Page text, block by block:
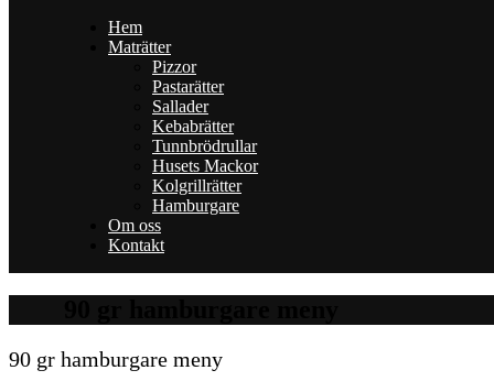
Hem
Maträtter
Pizzor
Pastarätter
Sallader
Kebabrätter
Tunnbrödrullar
Husets Mackor
Kolgrillrätter
Hamburgare
Om oss
Kontakt
90 gr hamburgare meny